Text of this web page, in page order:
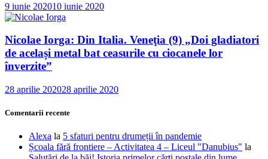
9 iunie 202010 iunie 2020
Nicolae Iorga: Din Italia. Veneţia (9) „Doi gladiatori
de același metal bat ceasurile cu ciocanele lor
înverzite”
28 aprilie 202028 aprilie 2020
Comentarii recente
Alexa la 5 sfaturi pentru drumeții în pandemie
Școala fără frontiere – Activitatea 4 – Liceul "Danubius" la